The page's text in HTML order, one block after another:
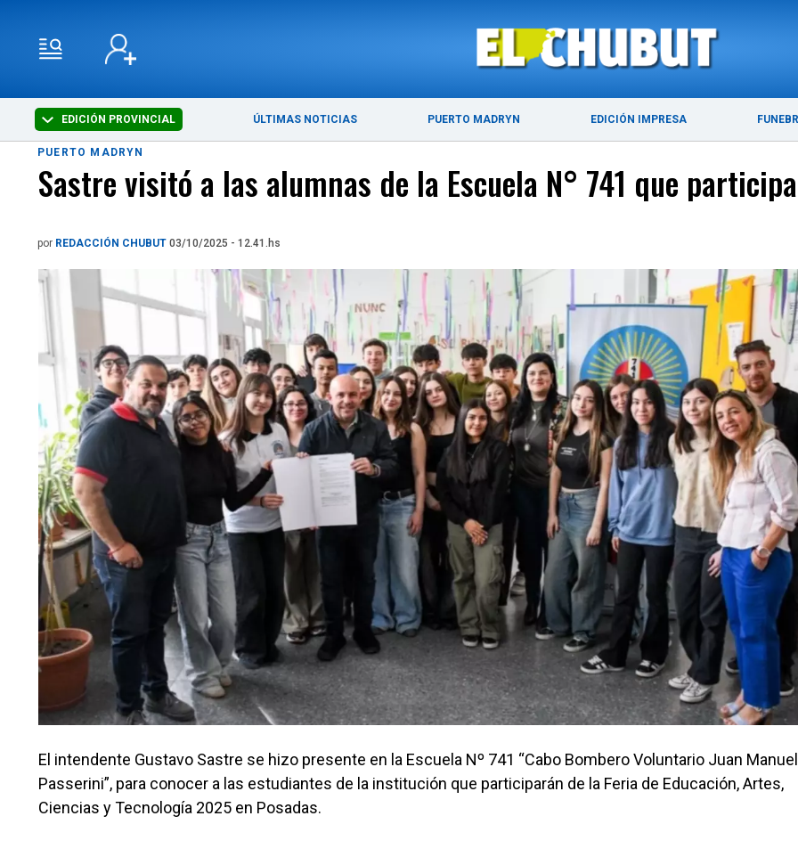
EDICIÓN PROVINCIAL ÚLTIMAS NOTICIAS PUERTO MADRYN EDICIÓN IMPRESA
ÚLTIMAS NOTICIAS PUERTO MADRYN
PUERTO MADRYN
Sastre visitó a las alumnas de la Escuela N° 741 que
por REDACCIÓN CHUBUT 03/10/2025 - 12.41.hs
El intendente Gustavo Sastre se hizo presente en la Escuela Nº 741 “Cabo Bombero Voluntario Juan Manuel
Passerini”, para conocer a las estudiantes de la institución que participarán de la Feria de Educación, Artes,
Ciencias y Tecnología 2025 en Posadas.